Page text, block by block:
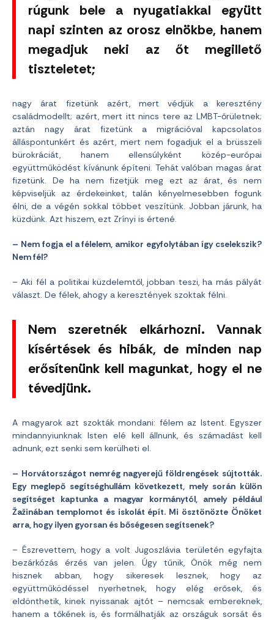
rúgunk bele a nyugatiakkal együtt
napi szinten az orosz elnökbe, hanem
megadjuk neki az őt megillető
tiszteletet;
nagy árat fizetünk azért, mert védjük a keresztény
családmodellt; azért, mert itt nincs tere az LMBT-őrületnek;
aztán nagy árat fizetünk a migrációval kapcsolatos
álláspontunkért és azért, mert nem fogadjuk el a brüsszeli
bürokráciát, hanem ellensúlyként közép-európai
együttműködést kívánunk építeni. Tehát valóban magas árat
fizetünk. De ha nem fizetjük meg ezt az árat, és nem
képviseljük az érdekeinket, talán kényelmesebben fogunk
élni, de a végén sokkal többet veszítünk. Jobban járunk, ha
küzdünk. Azt hiszem, ezt Zrínyi is értené.
– Nem fogja el a félelem, amikor egyfolytában így cselekszik?
Nem fél?
– Aki fél a politikai küzdelemtől, jobban teszi, ha más pályát
választ. De félek, ahogy a keresztények szoktak félni.
Nem szeretnék elkárhozni. Vannak
kísértések és hibák, de minden nap
erősítenünk kell magunkat, hogy el ne
tévedjünk.
A magyarok azt szokták mondani: félem az Istent. Egyszer
mindannyiunknak Isten elé kell állnunk, és számadást kell
adnunk, ezt senki sem kerülheti el.
– Horvátországot nemrég nagyerejű földrengések sújtották.
Egy meglepő segítséghullám következett, mely során külön
segítséget kaptunka a magyar kormánytól, amely például
Žažinában templomot és iskolát épít. Mi ösztönözte Önöket
arra, hogy ilyen gyorsan és bőségesen segítsenek?
– Észrevettem, hogy a volt Jugoszlávia területén egyfajta
bezárkózás érzés van jelen. Úgy tűnik, Önök még nem
hisznek abban, hogy sikeresek lesznek, hogy az
együttműködéssel nyerhetnek, hogy elég erősek, és
eldönthetik, kinek nyissanak ajtót – nemcsak embereknek,
hanem a tőkének is, és formálhatják az országuk sorsát és